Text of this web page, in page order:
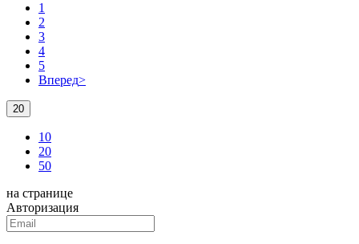
1
2
3
4
5
Вперед>
20
10
20
50
на странице
Авторизация